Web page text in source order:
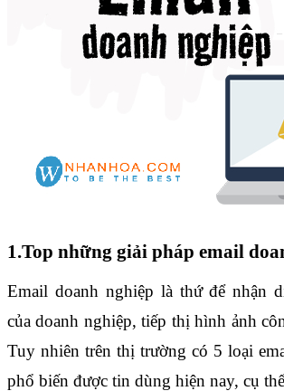
1.Top những giải pháp email
Email doanh nghiệp là thứ để nhận
của doanh nghiệp, tiếp thị hình ảnh
Tuy nhiên trên thị trường có 5 loại
phổ biến được tin dùng hiện nay, cụ